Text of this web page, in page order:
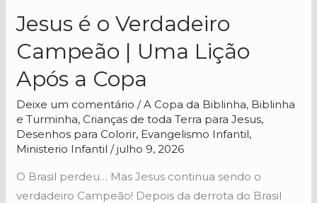
Jesus é o Verdadeiro
Campeão | Uma Lição
Após a Copa
Deixe um comentário /A Copa da Biblinha, Biblinha
e Turminha, Crianças de toda Terra para Jesus,
Desenhos para Colorir, Evangelismo Infantil,
Ministerio Infantil /julho 9, 2026
O Brasil perdeu… Mas Jesus continua sendo o
verdadeiro Campeão! Depois da derrota do Brasil
Jesus
o
Verdadeiro
Campeão
Uma
Lição
Após